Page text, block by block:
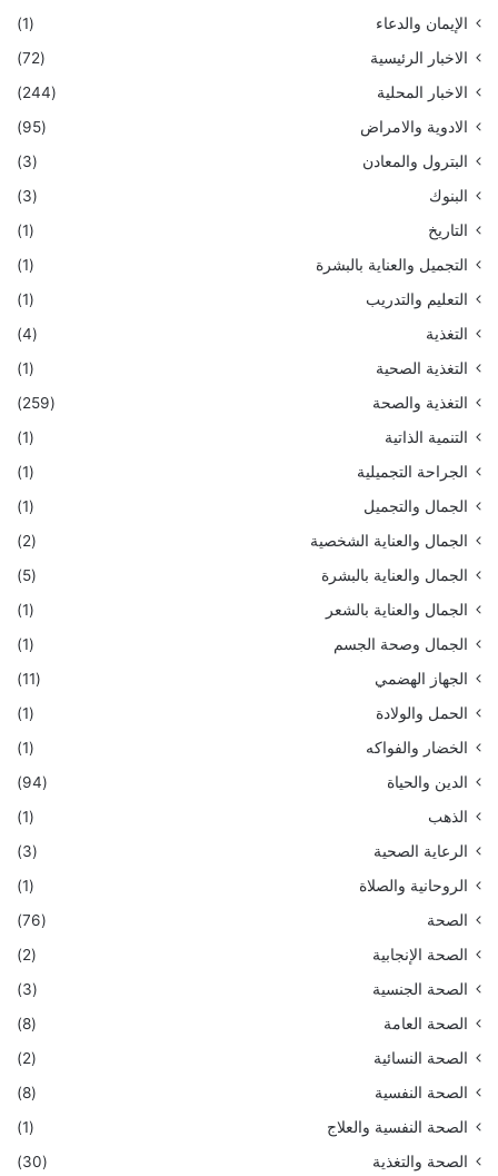
الإيمان والدعاء
(1)
الاخبار الرئيسية
(72)
الاخبار المحلية
(244)
الادوية والامراض
(95)
البترول والمعادن
(3)
البنوك
(3)
التاريخ
(1)
التجميل والعناية بالبشرة
(1)
التعليم والتدريب
(1)
التغذية
(4)
التغذية الصحية
(1)
التغذية والصحة
(259)
التنمية الذاتية
(1)
الجراحة التجميلية
(1)
الجمال والتجميل
(1)
الجمال والعناية الشخصية
(2)
الجمال والعناية بالبشرة
(5)
الجمال والعناية بالشعر
(1)
الجمال وصحة الجسم
(1)
الجهاز الهضمي
(11)
الحمل والولادة
(1)
الخضار والفواكه
(1)
الدين والحياة
(94)
الذهب
(1)
الرعاية الصحية
(3)
الروحانية والصلاة
(1)
الصحة
(76)
الصحة الإنجابية
(2)
الصحة الجنسية
(3)
الصحة العامة
(8)
الصحة النسائية
(2)
الصحة النفسية
(8)
الصحة النفسية والعلاج
(1)
الصحة والتغذية
(30)